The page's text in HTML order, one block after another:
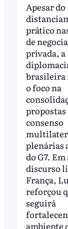
Apesar do
prático
de
privada, a
brasileira
o foco na
propostas
consenso
plenárias
do G7. Em
discurso
França,
reforçou
seguirá
ambiente